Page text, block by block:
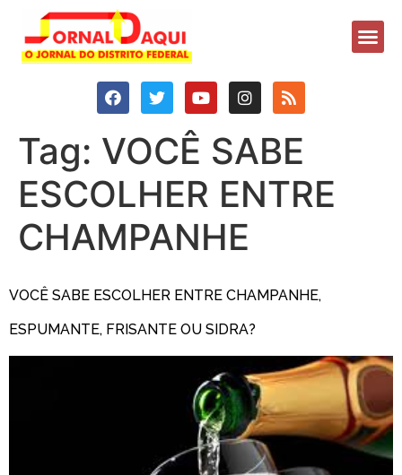
Tag: VOCÊ SABE
ESCOLHER ENTRE
CHAMPANHE
VOCÊ SABE ESCOLHER ENTRE CHAMPANHE,
ESPUMANTE, FRISANTE OU SIDRA?